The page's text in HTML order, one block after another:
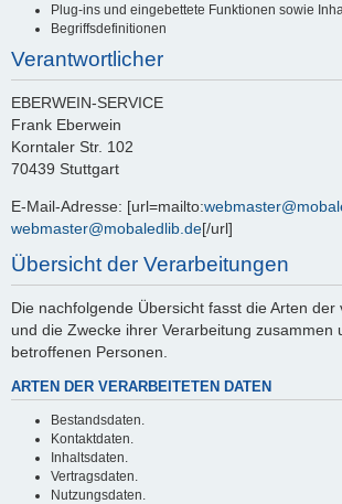
Plug-ins und eingebettete Funktionen sowie
Begriffsdefinitionen
Verantwortlicher
EBERWEIN-SERVICE
Frank Eberwein
Korntaler Str. 102
70439 Stuttgart
E-Mail-Adresse: [url=mailto:
webmaster@mobaledlib.de[/url]
Übersicht der Verarbeitungen
Die nachfolgende Übersicht fasst die Arten der
und die Zwecke ihrer Verarbeitung zusammen
betroffenen Personen.
ARTEN DER VERARBEITETEN DATEN
Bestandsdaten.
Kontaktdaten.
Inhaltsdaten.
Vertragsdaten.
Nutzungsdaten.